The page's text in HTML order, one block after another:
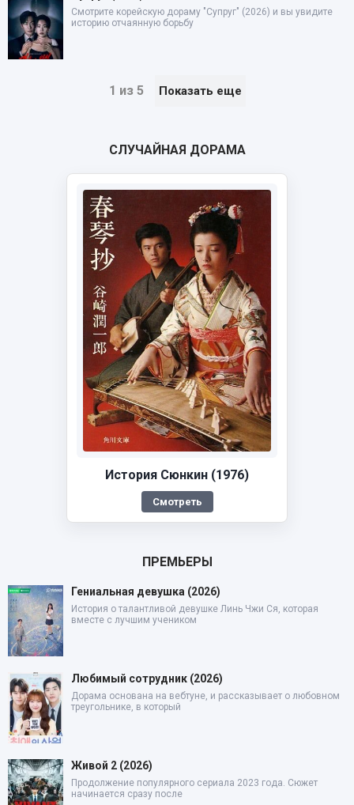
Смотрите корейскую дораму "Супруг" (2026) и вы увидите
историю отчаянную борьбу
1 из 5 Показать еще
СЛУЧАЙНАЯ ДОРАМА
История Сюнкин (1976)
Смотреть
ПРЕМЬЕРЫ
Гениальная девушка (2026)
История о талантливой девушке Линь Чжи Ся, которая
вместе с лучшим учеником
Любимый сотрудник (2026)
Дорама основана на вебтуне, и рассказывает о любовном
треугольнике, в который
Живой 2 (2026)
Продолжение популярного сериала 2023 года. Сюжет
начинается сразу после